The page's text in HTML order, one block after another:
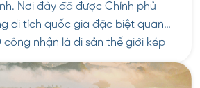
Nơi đây đã được Chính phủ
di tích quốc gia đặc biệt quan
công nhận là di sản thế giới kép